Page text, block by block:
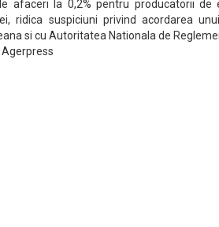
afaceri la 0,2% pentru producatorii de
ridica suspiciuni privind acordarea
si cu Autoritatea Nationala de